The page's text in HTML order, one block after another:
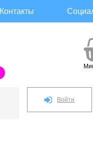
Контакты
Войти